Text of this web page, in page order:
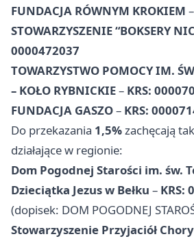
FUNDACJA RÓWNYM KROKIEM –
STOWARZYSZENIE “BOKSERY
0000472037
TOWARZYSTWO POMOCY IM.
– KOŁO RYBNICKIE– KRS:
FUNDACJA GASZO– KRS:
Do przekazania 1,5%zachęcają
działające w regionie:
Dom Pogodnej Starości im. św.
Dzieciątka Jezus w Bełku – KRS:
(dopisek: DOM POGODNEJ
Stowarzyszenie Przyjaciół